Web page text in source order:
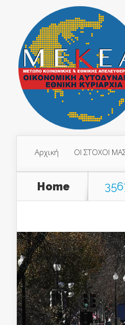
Αρχική ΟΙ ΣΤΟΧΟΙ
Home